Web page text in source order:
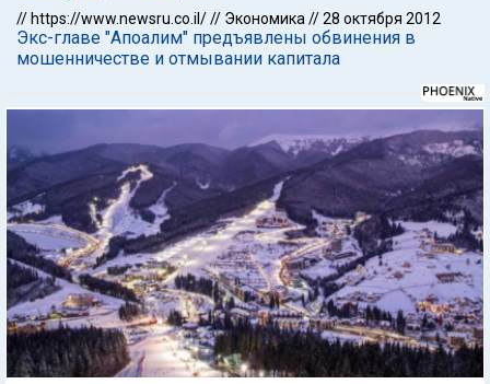
// https://www.newsru.co.il/// Экономика //28 октября 2012
Экс-главе "Апоалим" предъявлены обвинения в
мошенничестве и отмывании капитала